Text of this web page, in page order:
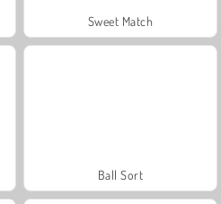
Sweet Match
Ball Sort